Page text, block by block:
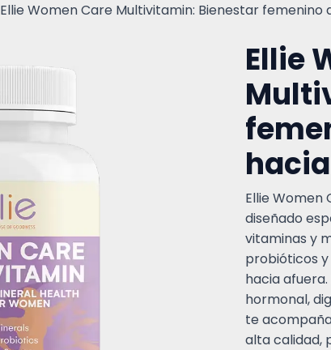
Ellie Women Care Multivitamin: Bienestar
Ellie
Ellie Women
diseñado
vitaminas y
probióticos
hacia
hormonal,
te
alta calidad,